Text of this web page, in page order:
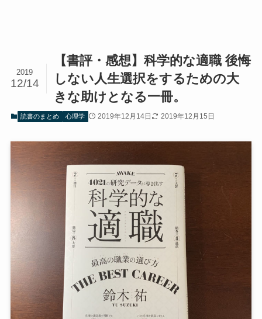
【書評・感想】科学的な適職 後悔
しない人生選択をするための大
きな助けとなる一冊。
2019
12/14
読書のまとめ 心理学 2019年12月14日 2019年12月15日